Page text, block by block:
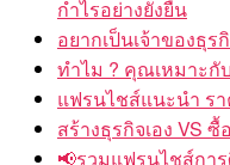
กำไรอย่างยั่งยืน
อยากเป็นเจ้าของธุ
ทำไม ? คุณเหมาะกั
แฟรนไชส์แนะนำ ร
สร้างธุรกิจเอง VS
📢รวมแฟรนไชส์กา